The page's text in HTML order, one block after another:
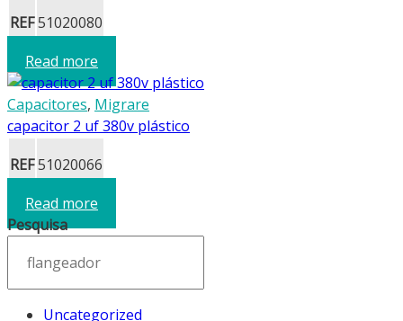
REF51020080
Read more
Capacitores, Migrare
capacitor 2 uf 380v plástico
REF51020066
Read more
Pesquisa
Uncategorized